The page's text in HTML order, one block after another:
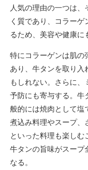
人気の理由の一つは
く質であり、コラー
るため、美容や健康に
特にコラーゲンは肌の
あり、牛タンを取り
もしれない。さらに
予防にも寄与する。牛
般的には焼肉として塩
煮込み料理やスープ、
といった料理も楽しむ
牛タンの旨味がスープ
なる。